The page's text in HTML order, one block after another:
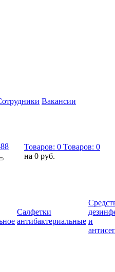
Вакансии
Товаров: 0 Товаров: 0
на 0 руб.
Салфетки
антибактериальные и